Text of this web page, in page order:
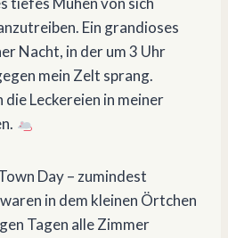
Ein grandioses
Nacht, in der um 3 Uhr
mein Zelt sprang.
die Leckereien in meiner
Day – zumindest
in dem kleinen Örtchen
Tagen alle Zimmer